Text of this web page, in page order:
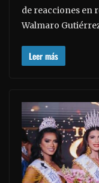
de reacciones en
Walmaro
Leer más